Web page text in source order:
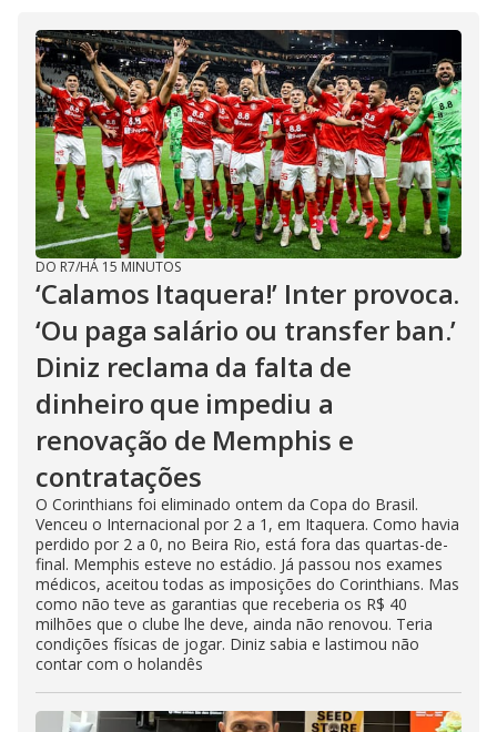
DO R7/HÁ 15 MINUTOS
‘Calamos Itaquera!’ Inter provoca.
‘Ou paga salário ou transfer ban.’
Diniz reclama da falta de
dinheiro que impediu a
renovação de Memphis e
contratações
O Corinthians foi eliminado ontem da Copa do Brasil.
Venceu o Internacional por 2 a 1, em Itaquera. Como havia
perdido por 2 a 0, no Beira Rio, está fora das quartas-de-
final. Memphis esteve no estádio. Já passou nos exames
médicos, aceitou todas as imposições do Corinthians. Mas
como não teve as garantias que receberia os R$ 40
milhões que o clube lhe deve, ainda não renovou. Teria
condições físicas de jogar. Diniz sabia e lastimou não
contar com o holandês